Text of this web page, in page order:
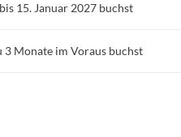
15. Januar 2027 buchst
Monate im Voraus buchst